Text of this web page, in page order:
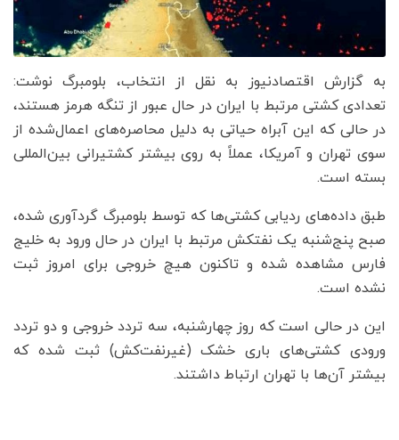
به گزارش اقتصادنیوز به نقل از انتخاب، بلومبرگ نوشت:
تعدادی کشتی مرتبط با ایران در حال عبور از تنگه هرمز هستند،
در حالی که این آبراه حیاتی به دلیل محاصره‌های اعمال‌شده از
سوی تهران و آمریکا، عملاً به روی بیشتر کشتیرانی بین‌المللی
بسته است.
طبق داده‌های ردیابی کشتی‌ها که توسط بلومبرگ گردآوری شده،
صبح پنج‌شنبه یک نفتکش مرتبط با ایران در حال ورود به خلیج
فارس مشاهده شده و تاکنون هیچ خروجی برای امروز ثبت
نشده است.
این در حالی است که روز چهارشنبه، سه تردد خروجی و دو تردد
ورودی کشتی‌های باری خشک (غیرنفت‌کش) ثبت شده که
بیشتر آن‌ها با تهران ارتباط داشتند.